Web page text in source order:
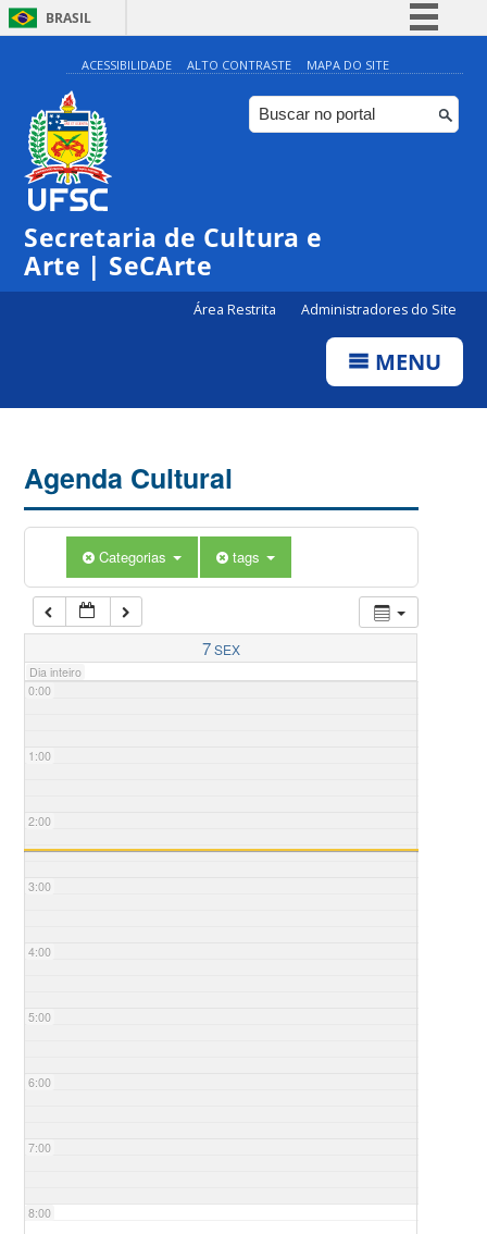
BRASIL
Simplifique!
Comunica BR
Participe
ACESSIBILIDADE ALTO CONTRASTE MAPA DO SITE
Secretaria de Cultura e
Arte | SeCArte
Área Restrita Administradores do Site
MENU
Agenda Cultural
Categorias tags
7SEX
Dia inteiro
0:00
1:00
2:00
3:00
4:00
5:00
6:00
7:00
8:00